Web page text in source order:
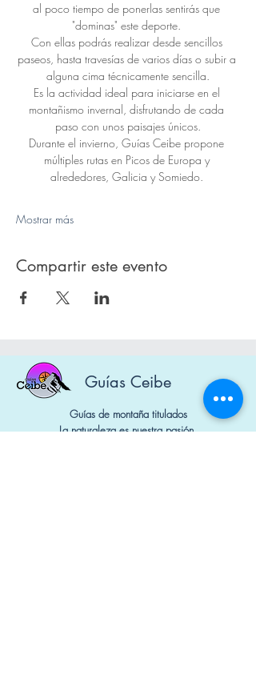
al poco tiempo de ponerlas sentirás que
"dominas" este deporte.
Con ellas podrás realizar desde sencillos
paseos, hasta travesías de varios días o subir a
alguna cima técnicamente sencilla.
Es la actividad ideal para iniciarse en el
montañismo invernal, disfrutando de cada
paso con unos paisajes únicos.
Durante el invierno, Guías Ceibe propone
múltiples rutas en Picos de Europa y
alrededores, Galicia y Somiedo.
Mostrar más
Compartir este evento
Guías Ceibe
Guías de montaña titulados
La naturaleza es nuestra pasión.